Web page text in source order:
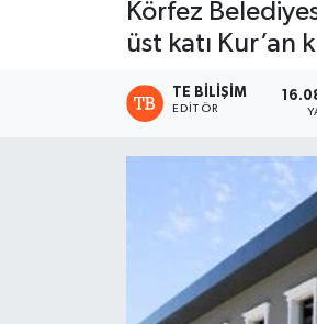
Körfez
üst katı Kur’an
TE BILIŞIM
EDITÖR
Tüm Manşetler
Haber Arşivi